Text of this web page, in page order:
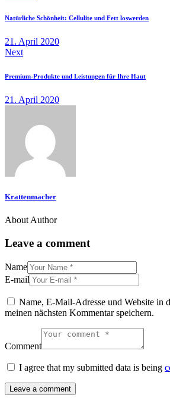
Natürliche Schönheit: Cellulite und Fett loswerden
21. April 2020
Next
Premium-Produkte und Leistungen für Ihre Haut
21. April 2020
Krattenmacher
About Author
Leave a comment
Name
E-mail
Name, E-Mail-Adresse und Website in
meinen nächsten Kommentar speichern.
Comment
I agree that my submitted data is being